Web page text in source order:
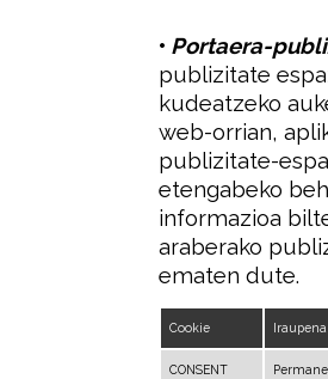
• Portaera-
publizitate
kudeatzeko
web-orrian,
publizitate-
etengabeko
informazioa
araberako
ematen dute.
Cookie Iraupena
CONSENT